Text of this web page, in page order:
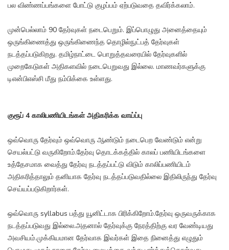
பல விண்ணப்பங்களை போட்டு குழப்பம் ஏற்படுவதை தவிர்க்கலாம்.
முன்பெல்லாம் 90 தேர்வுகள் நடைபெறும். இப்பொழுது அனைத்தையும்
ஒருங்கிணைத்து ஒருங்கிணைந்த தொழில்நுட்பத் தேர்வுகள்
நடத்தப்படுகிறது. தமிழ்நாட்டை பொறுத்தவரையில் தேர்வுகளில்
முறைகேடுகள் அதிகளவில் நடைபெறுவது இல்லை. மாணவர்களுக்கு
டிஎன்பிஎஸ்சி மீது நம்பிக்கை உள்ளது.
குரூப் 4 காலிபணியிடங்கள் அதிகரிக்க வாய்ப்பு
ஒவ்வொரு தேர்வும் ஒவ்வொரு ஆண்டும் நடைபெற வேண்டும் என்று
செயல்பட்டு வருகிறோம்.தேர்வு தொடக்கத்தில் காலப் பணியிடங்களை
உத்தேசமாக வைத்து தேர்வு நடத்தப்பட்டு விடும் காலிப்பணியிடம்
அதிகரித்தாலும் தனியாக தேர்வு நடத்தப்படுவதில்லை இதிலிருந்து தேர்வு
செய்யப்படுகிறார்கள்.
ஒவ்வொரு syllabus பத்து யூனிட்டாக பிரிக்கிறோம்.தேர்வு ஒருவருக்காக
நடத்தப்படுவது இல்லை.அதனால் தேர்வுக்கு நேரத்திற்கு வர வேண்டியது
அவசியம்.முக்கியமான தேர்வாக இவர்கள் இதை நினைத்து எழுதும்